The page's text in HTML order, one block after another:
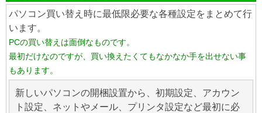
パソコン買い替え時に最低限必要な各種設定をまとめて行
います。
PCの買い替えは面倒なものです。
最初だけなのですが、買い換えたくてもなかなか手を出せない事
もあります。
新しいパソコンの開梱設置から、初期設定、アカウン
ト設定、ネットやメール、プリンタ設定など最初に必